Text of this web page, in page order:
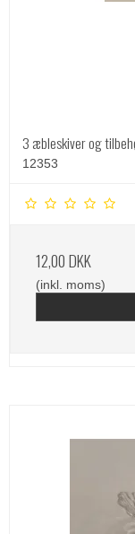
3 æbleskiver og
12353
12,00 DKK
(inkl. moms)